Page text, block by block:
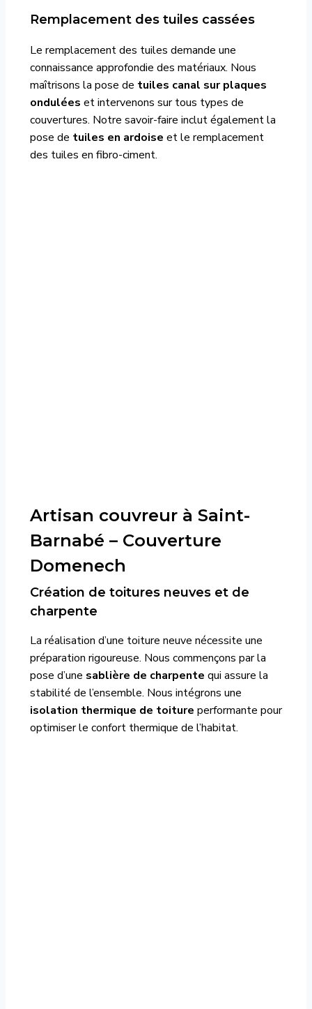
Remplacement des tuiles cassées
Le remplacement des tuiles demande une
connaissance approfondie des matériaux. Nous
maîtrisons la pose de tuiles canal sur plaques
ondulées et intervenons sur tous types de
couvertures. Notre savoir-faire inclut également la
pose de tuiles en ardoise et le remplacement
des tuiles en fibro-ciment.
Artisan couvreur à Saint-
Barnabé – Couverture
Domenech
Création de toitures neuves et de
charpente
La réalisation d’une toiture neuve nécessite une
préparation rigoureuse. Nous commençons par la
pose d’une sablière de charpente qui assure la
stabilité de l’ensemble. Nous intégrons une
isolation thermique de toiture performante pour
optimiser le confort thermique de l’habitat.